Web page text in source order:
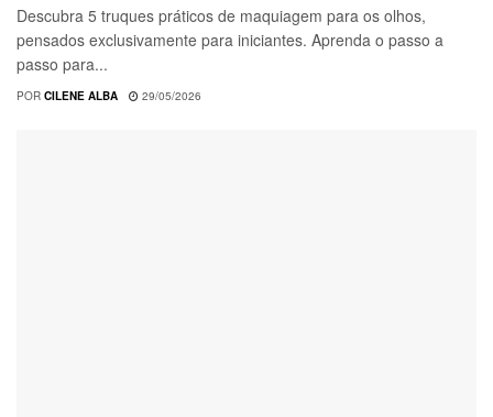
Descubra 5 truques práticos de maquiagem para os olhos,
pensados exclusivamente para iniciantes. Aprenda o passo a
passo para...
POR CILENE ALBA 29/05/2026